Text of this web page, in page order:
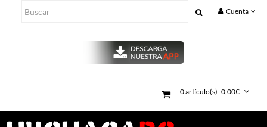
Cuenta
0 artículo(s) -0,00€